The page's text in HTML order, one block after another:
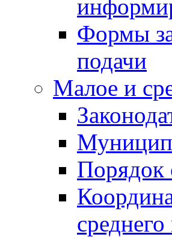
Формы
подачи
Малое и
Порядок